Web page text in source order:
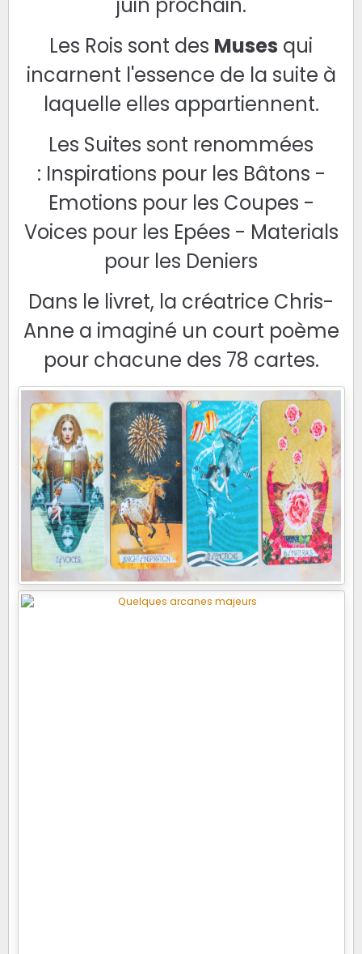
juin prochain.
Les Rois sont des Muses qui
incarnent l'essence de la suite à
laquelle elles appartiennent.
Les Suites sont renommées
: Inspirations pour les Bâtons -
Emotions pour les Coupes -
Voices pour les Epées - Materials
pour les Deniers
Dans le livret, la créatrice Chris-
Anne a imaginé un court poème
pour chacune des 78 cartes.